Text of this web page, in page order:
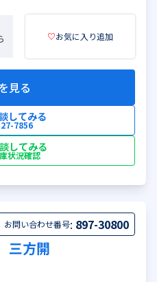
♡お気に入り追加
見る
してみる
7856
してみる
状況確認
お問い合わせ番号: 897-30800
方開